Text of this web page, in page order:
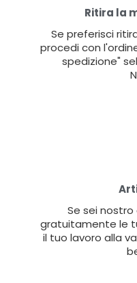
Ritira la
Se preferisci
procedi con
spedizione"
Se sei
gratuitamente le
il tuo lavoro alla